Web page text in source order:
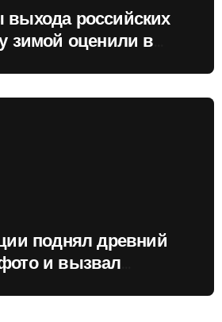
выхода российских
зимой оценили в
поднял древний
и вызвал